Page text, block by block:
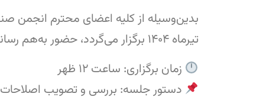
تیرماه ۱۴۰۴ برگزار می‌گردد، حضور به‌هم رسانند.
زمان برگزاری: ساعت ۱۲ ظهر
دستور جلسه: بررسی و تصویب اصلاحات